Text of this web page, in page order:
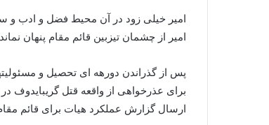
امیر خیلی زود در آن محیط فضل و ادب و
امیر از چشمان تیزبین قائم مقام پنهان
برای عذرخواهی از واقعه قتل
ارسال گزارش عملکرد هیات برای قائم مقام بود این سفر از 1/